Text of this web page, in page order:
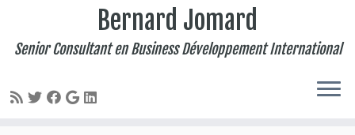
Bernard Jomard
Senior Consultant en Business Développement International